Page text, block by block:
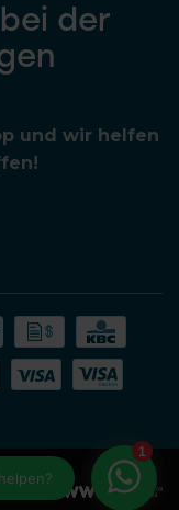
der
und wir helfen